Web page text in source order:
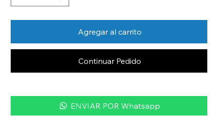
Agregar al carrito
Continuar Pedido
ENVIAR POR Whatsapp